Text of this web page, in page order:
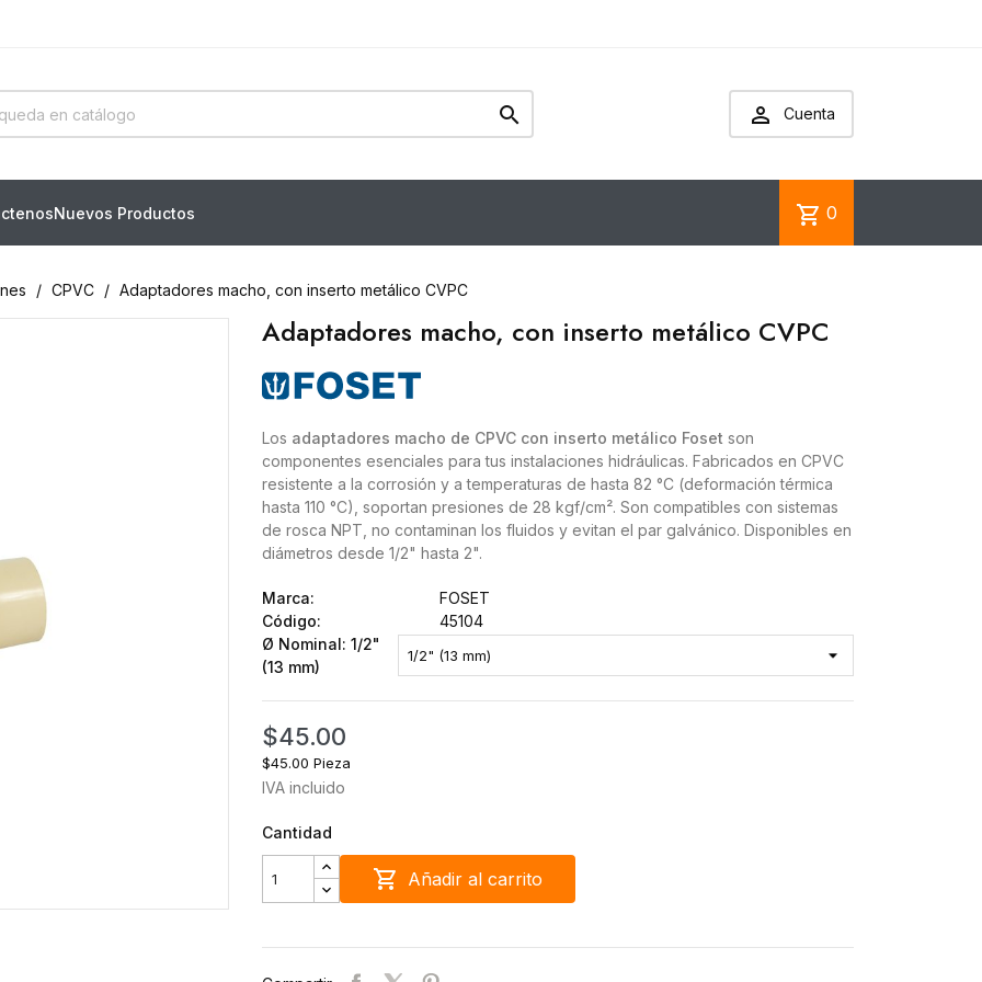
  Cuenta
Nuevos Productos shopping_cart 0
CPVC Adaptadores macho, con inserto metálico CVPC
Adaptadores macho, con inserto metálico CVPC
Los adaptadores macho de CPVC con inserto metálico Foset son
componentes esenciales para tus instalaciones hidráulicas. Fabricados en CPVC
resistente a la corrosión y a temperaturas de hasta 82 °C (deformación térmica
hasta 110 °C), soportan presiones de 28 kgf/cm². Son compatibles con sistemas
de rosca NPT, no contaminan los fluidos y evitan el par galvánico. Disponibles en
diámetros desde 1/2" hasta 2".
Marca:
FOSET
Código:
45104
Ø Nominal: 1/2"
(13 mm)
$45.00
$45.00 Pieza
IVA incluido
Cantidad
 Añadir al carrito